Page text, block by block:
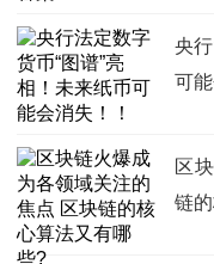
央
可
区
链